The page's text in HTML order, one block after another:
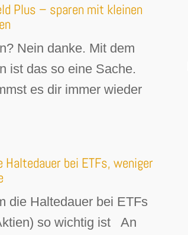
Plus – sparen mit kleinen
Nein danke. Mit dem
ist das so eine Sache.
es dir immer wieder
Haltedauer bei ETFs, weniger
die Haltedauer bei ETFs
so wichtig ist An